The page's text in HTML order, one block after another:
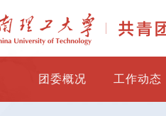
团委概况 工作动态